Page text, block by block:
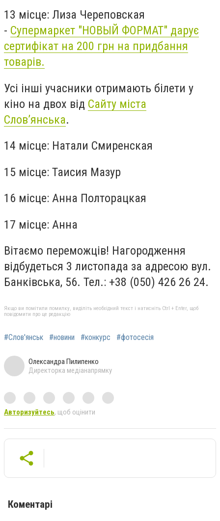
13 місце: Лиза Череповская
- Супермаркет "НОВЫЙ ФОРМАТ" дарує
сертифікат на 200 грн на придбання
товарів.
Усі інші учасники отримають білети у
кіно на двох від Сайту міста
Слов’янська.
14 місце: Натали Смиренская
15 місце: Таисия Мазур
16 місце: Анна Полторацкая
17 місце: Анна
Вітаємо переможців! Нагородження
відбудеться 3 листопада за адресою вул.
Банківська, 56. Тел.: +38 (050) 426 26 24.
Якщо ви помітили помилку, виділіть необхідний текст і натисніть Ctrl + Enter, щоб
повідомити про це редакцію
#Слов'янськ #новини #конкурс #фотосесія
Олександра Пилипенко
Директорка медіанапрямку
Авторизуйтесь, щоб оцінити
Коментарі